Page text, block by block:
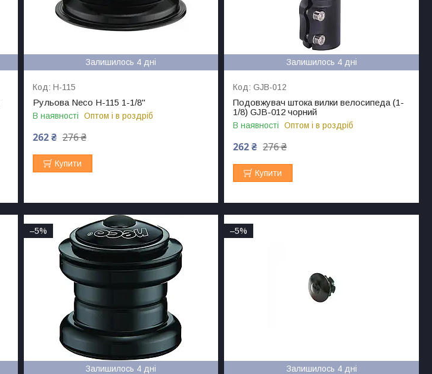
Залишилось 4 дні
H-115
Рульова Neco H-115 1-1/8"
В наявності Оптом і в роздріб
276 ₴
262 ₴
Купити
Залишилось 4 дні
GJB-012
Подовжувач штока вилки велосипеда (1-
1/8) GJB-012 чорний
В наявності Оптом і в роздріб
276 ₴
262 ₴
Купити
–5%
Залишилось 4 дні
–5%
Залишилось 4 дні